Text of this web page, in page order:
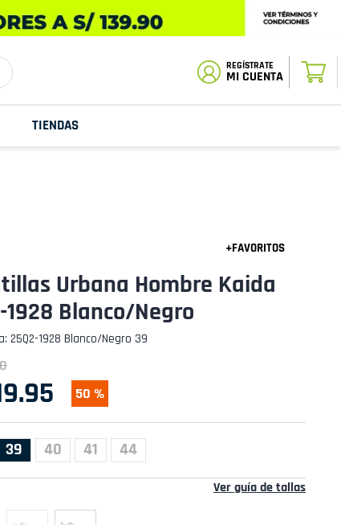
MI CUENTA
TIENDAS
Urbana Hombre Kaida
1928 Blanco/Negro
: 25Q2-1928 Blanco/Negro 39
.95 50 %
39 40 41 44
Ver guía de tallas